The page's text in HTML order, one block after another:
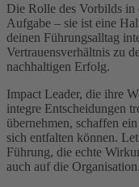
Die Rolle des Vorbilds in
Aufgabe – sie ist eine
deinen Führungsalltag
Vertrauensverhältnis zu
nachhaltigen Erfolg.
Impact Leader, die ihre
integre Entscheidungen
übernehmen, schaffen
sich entfalten können.
Führung, die echte
auch auf die Organisation.